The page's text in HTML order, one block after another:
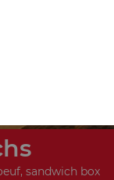
sandwich box